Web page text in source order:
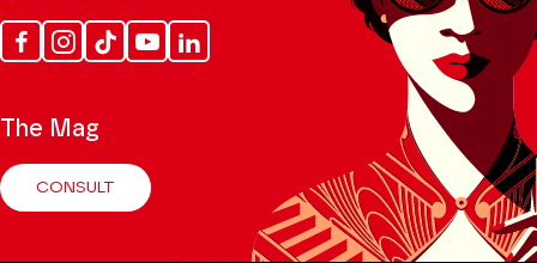
FacebookInstagram
Tik
Tok
YoutubeLinkedin
The Mag
CONSULT